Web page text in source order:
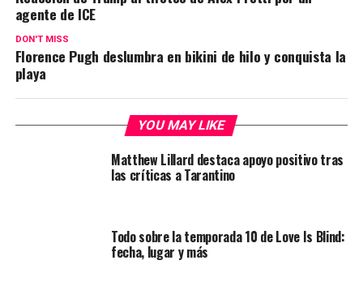
agente de ICE
DON'T MISS
Florence Pugh deslumbra en bikini de hilo y conquista la
playa
YOU MAY LIKE
Matthew Lillard destaca apoyo positivo tras
las críticas a Tarantino
Todo sobre la temporada 10 de Love Is Blind:
fecha, lugar y más